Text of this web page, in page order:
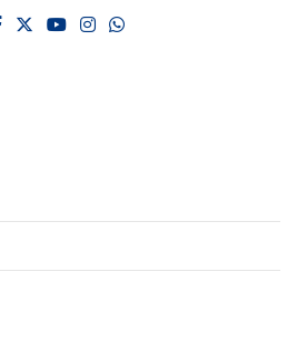
facebook
twitter
youtube
instagram
whatsapp